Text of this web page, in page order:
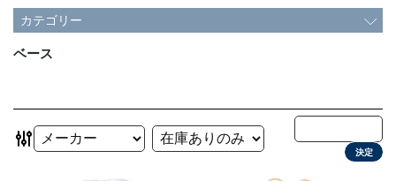
プライバシーポリシー
OFFICIAL SNS
カテゴリー
ベース
決定